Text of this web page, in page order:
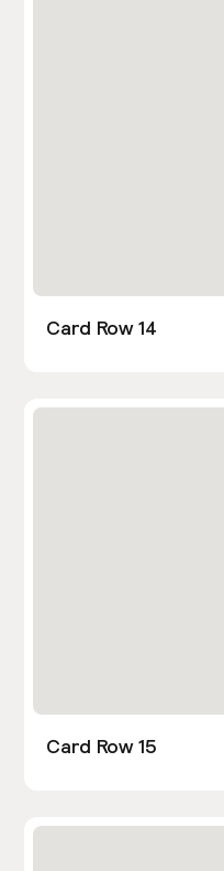
Card Row 14
Card Row 15